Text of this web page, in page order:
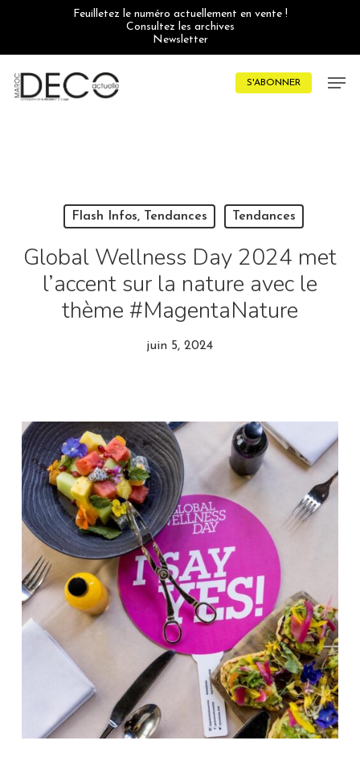
Feuilletez le numéro actuellement en vente !
Consultez les archives
Newsletter
S'ABONNER
Flash Infos, Tendances Tendances
Global Wellness Day 2024 met
l’accent sur la nature avec le
thème #MagentaNature
juin 5, 2024